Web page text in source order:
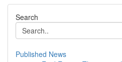
Search
Published News